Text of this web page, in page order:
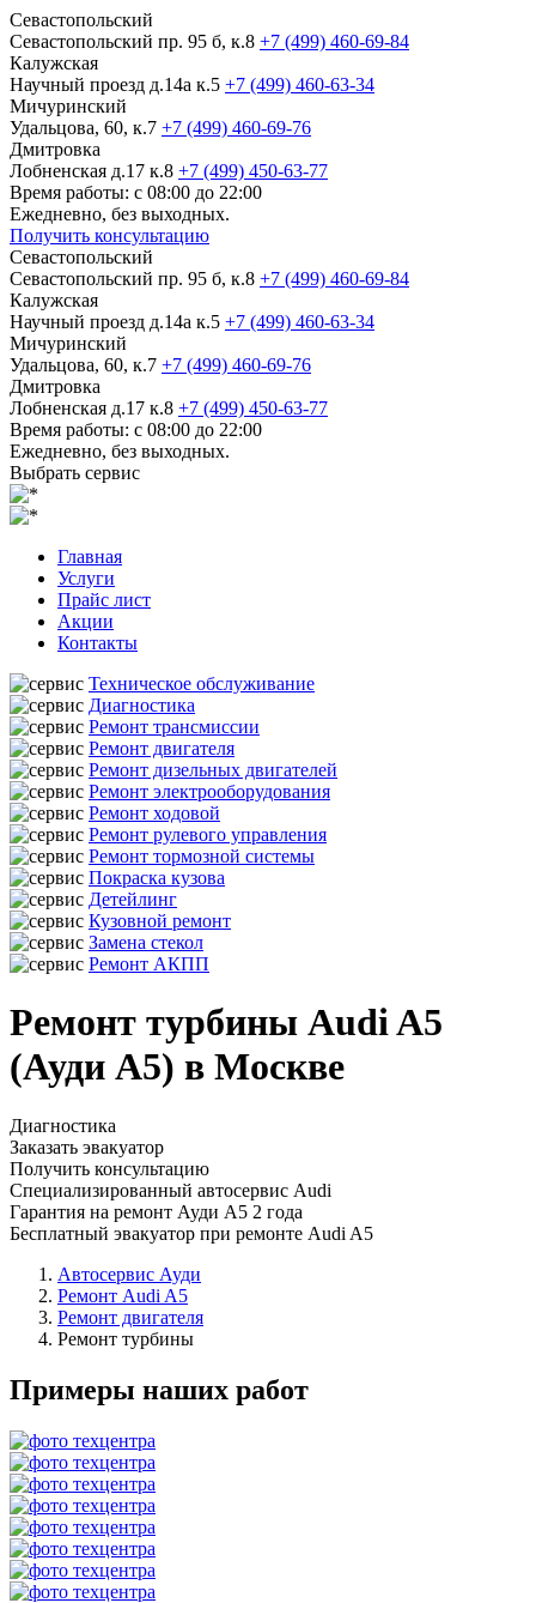
Севастопольский
Севастопольский пр. 95 б, к.8 +7 (499) 460-69-84
Калужская
Научный проезд д.14а к.5 +7 (499) 460-63-34
Мичуринский
Удальцова, 60, к.7 +7 (499) 460-69-76
Дмитровка
Лобненская д.17 к.8 +7 (499) 450-63-77
Время работы: с 08:00 до 22:00
Ежедневно, без выходных.
Получить консультацию
Севастопольский
Севастопольский пр. 95 б, к.8 +7 (499) 460-69-84
Калужская
Научный проезд д.14а к.5 +7 (499) 460-63-34
Мичуринский
Удальцова, 60, к.7 +7 (499) 460-69-76
Дмитровка
Лобненская д.17 к.8 +7 (499) 450-63-77
Время работы: с 08:00 до 22:00
Ежедневно, без выходных.
Выбрать сервис
Главная
Услуги
Прайс лист
Акции
Контакты
Техническое обслуживание
Диагностика
Ремонт трансмиссии
Ремонт двигателя
Ремонт дизельных двигателей
Ремонт электрооборудования
Ремонт ходовой
Ремонт рулевого управления
Ремонт тормозной системы
Покраска кузова
Детейлинг
Кузовной ремонт
Замена стекол
Ремонт АКПП
Ремонт турбины Audi A5
(Ауди А5) в Москве
Диагностика
Заказать эвакуатор
Получить консультацию
Специализированный автосервис Audi
Гарантия на ремонт Ауди А5 2 года
Бесплатный эвакуатор при ремонте Audi A5
Автосервис Ауди
Ремонт Audi A5
Ремонт двигателя
Ремонт турбины
Примеры наших работ